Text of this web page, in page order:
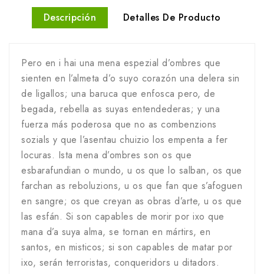
Descripción Detalles De Producto
Pero en i hai una mena espezial d’ombres que
sienten en l’almeta d’o suyo corazón una delera sin
de ligallos; una baruca que enfosca pero, de
begada, rebella as suyas entendederas; y una
fuerza más poderosa que no as combenzions
sozials y que l’asentau chuizio los empenta a fer
locuras. Ista mena d’ombres son os que
esbarafundian o mundo, u os que lo salban, os que
farchan as reboluzions, u os que fan que s’afoguen
en sangre; os que creyan as obras d’arte, u os que
las esfán. Si son capables de morir por ixo que
mana d’a suya alma, se tornan en mártirs, en
santos, en misticos; si son capables de matar por
ixo, serán terroristas, conqueridors u ditadors.